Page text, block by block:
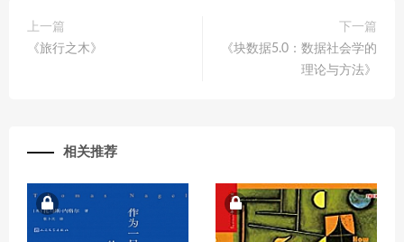
上一篇
《旅行之木》
下一篇
《块数据5.0：数据社会学的
理论与方法》
相关推荐